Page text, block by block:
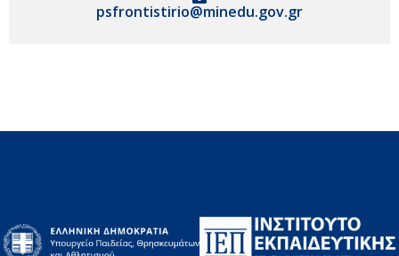
psfrontistirio@minedu.gov.gr